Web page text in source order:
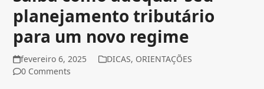
planejamento tributário
para um novo regime
fevereiro 6, 2025 DICAS, ORIENTAÇÕES
0 Comments